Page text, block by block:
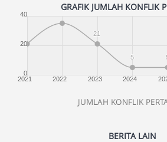
GRAFIK JUMLAH KONFLIK
2021 2022 2023 2024
0
20
40
5
21
JUMLAH KONFLIK
BERITA LAIN